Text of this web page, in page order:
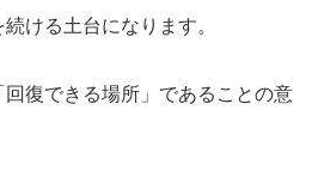
ける土台になります。
復できる場所」であることの意